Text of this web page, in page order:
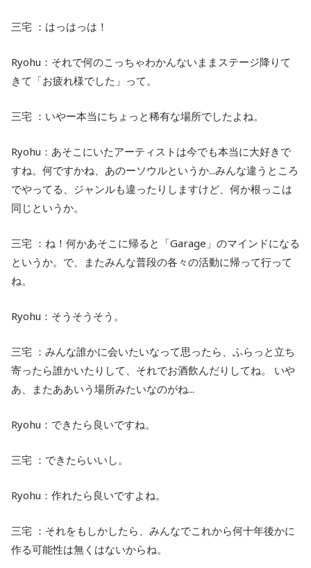
三宅 ：はっはっは！
Ryohu：それで何のこっちゃわかんないままステージ降りて
きて「お疲れ様でした」って。
三宅 ：いやー本当にちょっと稀有な場所でしたよね。
Ryohu：あそこにいたアーティストは今でも本当に大好きで
すね。何ですかね、あのーソウルというか...みんな違うところ
でやってる、ジャンルも違ったりしますけど、何か根っこは
同じというか。
三宅 ：ね！何かあそこに帰ると「Garage」のマインドになる
というか。で、またみんな普段の各々の活動に帰って行って
ね。
Ryohu：そうそうそう。
三宅 ：みんな誰かに会いたいなって思ったら、ふらっと立ち
寄ったら誰かいたりして、それでお酒飲んだりしてね。 いや
あ、またああいう場所みたいなのがね...
Ryohu：できたら良いですね。
三宅 ：できたらいいし。
Ryohu：作れたら良いですよね。
三宅 ：それをもしかしたら、みんなでこれから何十年後かに
作る可能性は無くはないからね。